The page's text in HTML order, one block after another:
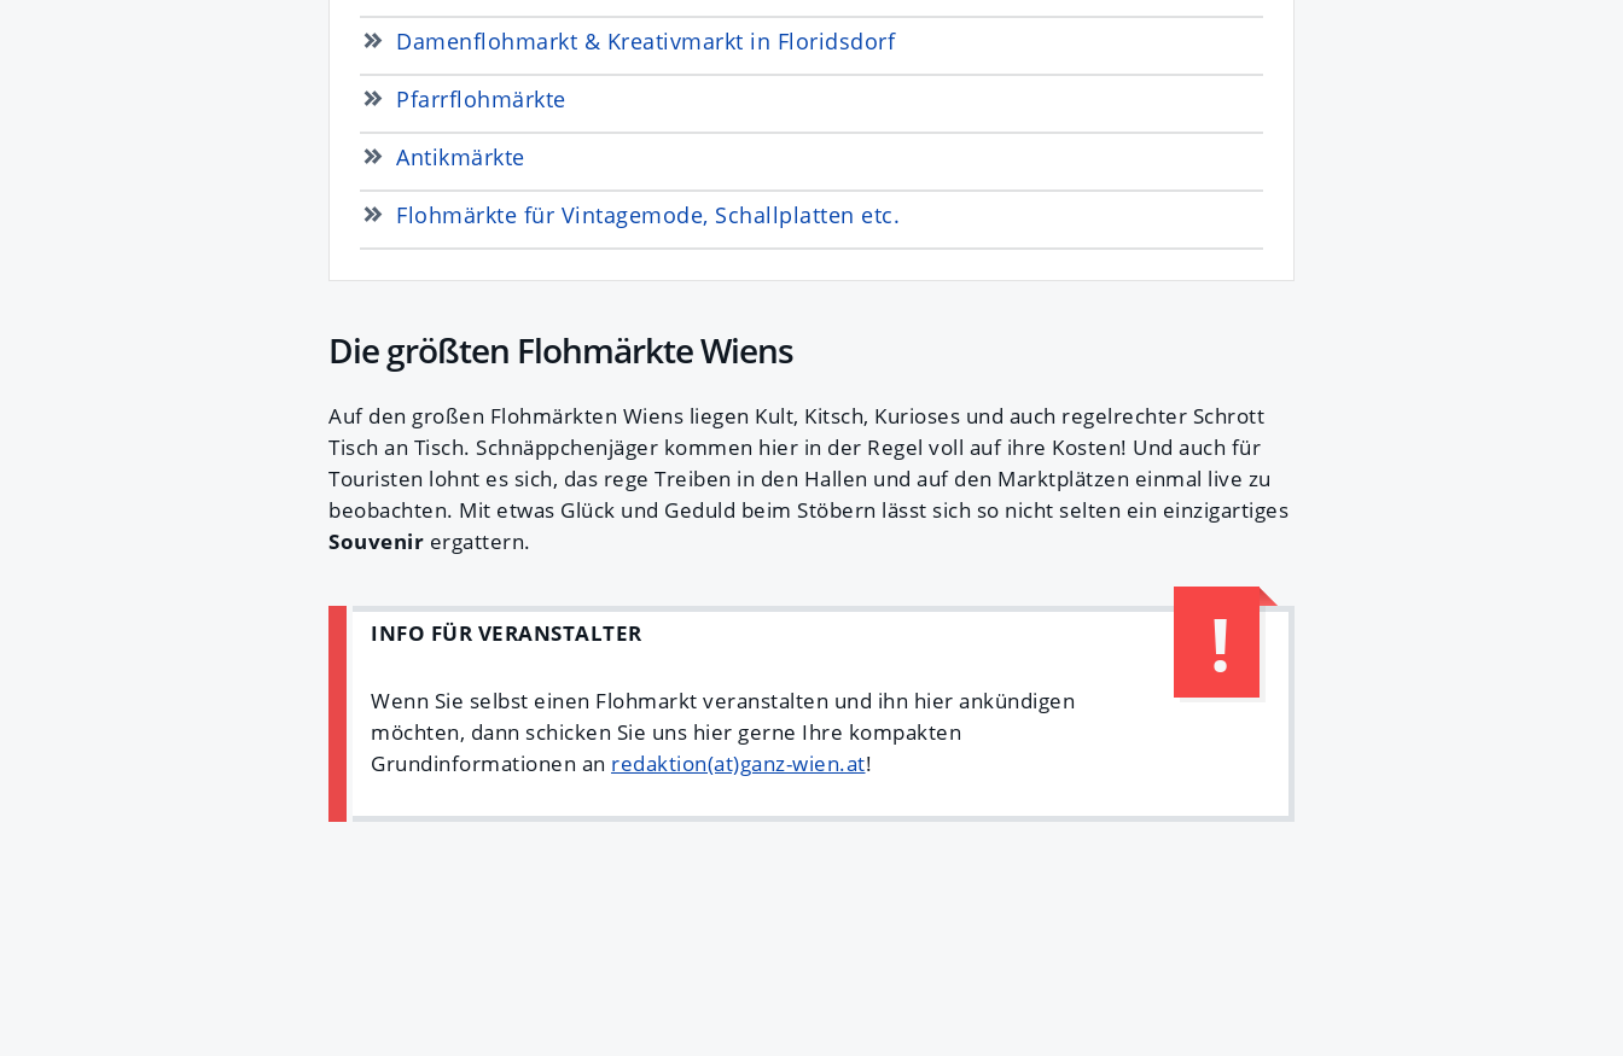
Damenflohmarkt & Kreativmarkt in Floridsdorf
Pfarrflohmärkte
Antikmärkte
Flohmärkte für Vintagemode, Schallplatten etc.
Die größten Flohmärkte Wiens
Auf den großen Flohmärkten Wiens liegen Kult, Kitsch, Kurioses und auch regelrechter Schrott
Tisch an Tisch. Schnäppchenjäger kommen hier in der Regel voll auf ihre Kosten! Und auch für
Touristen lohnt es sich, das rege Treiben in den Hallen und auf den Marktplätzen einmal live zu
beobachten. Mit etwas Glück und Geduld beim Stöbern lässt sich so nicht selten ein einzigartiges
Souvenir ergattern.
INFO FÜR VERANSTALTER
Wenn Sie selbst einen Flohmarkt veranstalten und ihn hier ankündigen
möchten, dann schicken Sie uns hier gerne Ihre kompakten
Grundinformationen an redaktion(at)ganz-wien.at!